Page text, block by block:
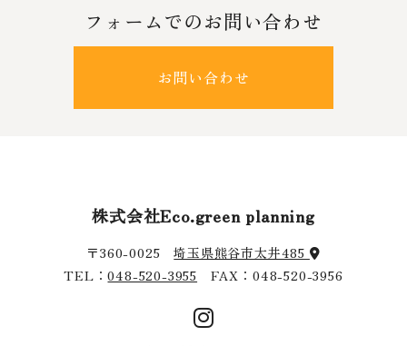
フォームでのお問い合わせ
お問い合わせ
株式会社Eco.green planning
〒360-0025埼玉県熊谷市太井485
TEL：048-520-3955 FAX：048-520-3956